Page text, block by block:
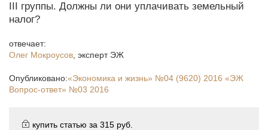
III группы. Должны ли они уплачивать земельный
налог?
отвечает:
Олег Мокроусов эксперт ЭЖ
Опубликовано:«Экономика и жизнь» №04 (9620) 2016 «ЭЖ
Вопрос-ответ» №03 2016
купить статью за 315 руб.